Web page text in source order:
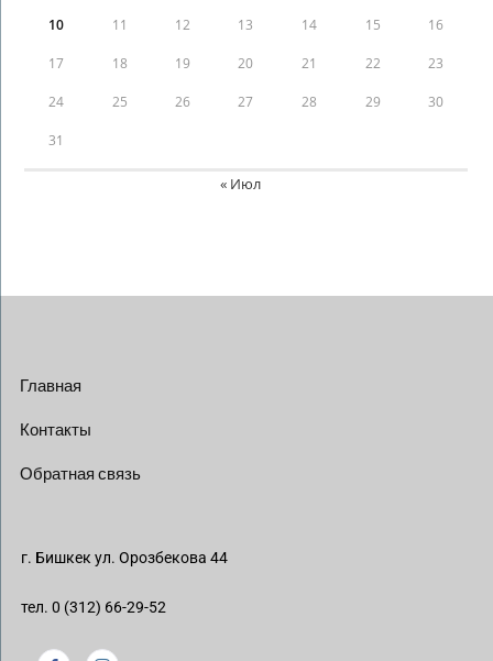
10 11 12 13 14 15 16
17 18 19 20 21 22 23
24 25 26 27 28 29 30
31
« Июл
Главная
Контакты
Обратная связь
г. Бишкек ул. Орозбекова 44
тел. 0 (312) 66-29-52